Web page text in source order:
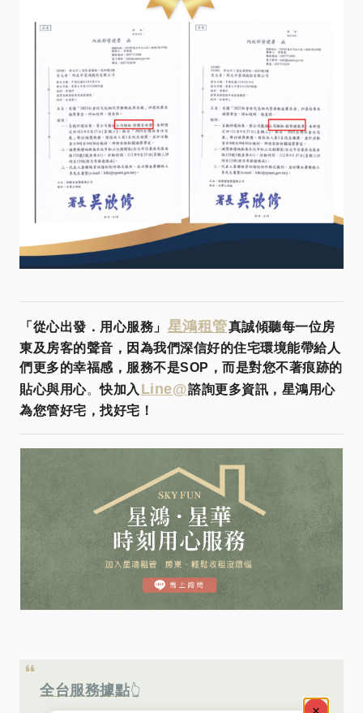
「從心出發．用心服務」 星鴻租管真誠傾聽每一位房
東及房客的聲音，因為我們深信好的住宅環境能帶給人
們更多的幸福感，服務不是SOP，而是對您不著痕跡的
貼心與用心。快加入 Line@諮詢更多資訊，星鴻用心
為您管好宅，找好宅！
全台服務據點👆